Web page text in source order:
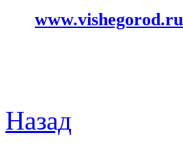
www.vishegorod.ru
Назад